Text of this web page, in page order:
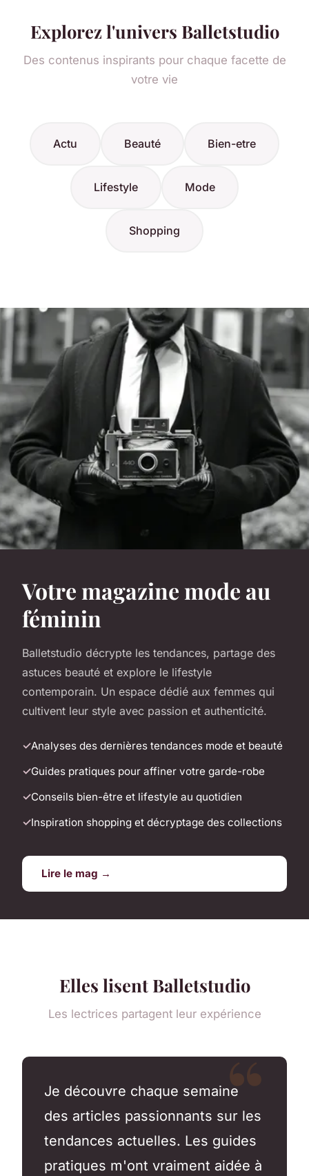
Explorez l'univers Balletstudio
Des contenus inspirants pour chaque facette de
votre vie
Actu Beauté Bien-etre
Lifestyle Mode
Shopping
Votre magazine mode au
féminin
Balletstudio décrypte les tendances, partage des
astuces beauté et explore le lifestyle
contemporain. Un espace dédié aux femmes qui
cultivent leur style avec passion et authenticité.
Analyses des dernières tendances mode et beauté
Guides pratiques pour affiner votre garde-robe
Conseils bien-être et lifestyle au quotidien
Inspiration shopping et décryptage des collections
Lire le mag →
Elles lisent Balletstudio
Les lectrices partagent leur expérience
Je découvre chaque semaine
des articles passionnants sur les
tendances actuelles. Les guides
pratiques m'ont vraiment aidée à